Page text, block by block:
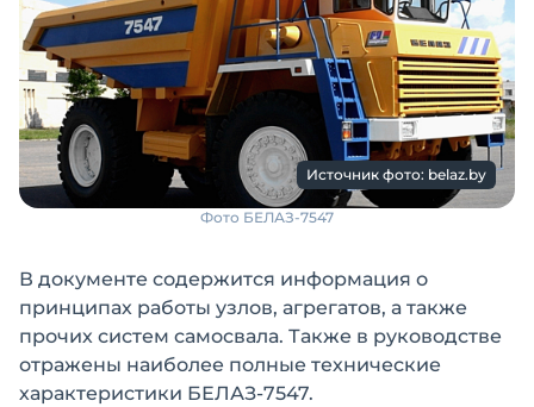
Источник фото: belaz.by
Фото БЕЛАЗ-7547
В документе содержится информация о
принципах работы узлов, агрегатов, а также
прочих систем самосвала. Также в руководстве
отражены наиболее полные технические
характеристики БЕЛАЗ-7547.